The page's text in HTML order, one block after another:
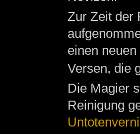
Zur Zeit der
einen
Versen, die
Die Magier
Reinigung